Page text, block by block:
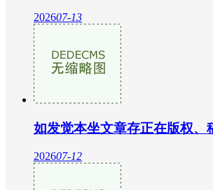
202607-13
如发觉本坐文章存正在版权、
202607-12